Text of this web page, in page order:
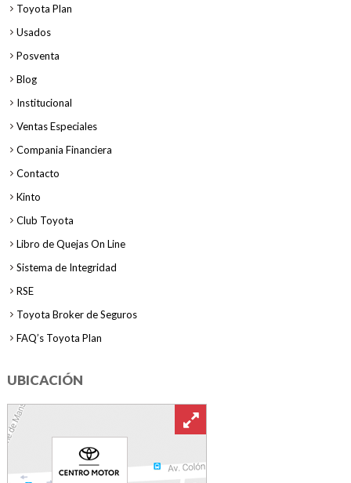
Toyota Plan
Usados
Posventa
Blog
Institucional
Ventas Especiales
Compania Financiera
Contacto
Kinto
Club Toyota
Libro de Quejas On Line
Sistema de Integridad
RSE
Toyota Broker de Seguros
FAQ’s Toyota Plan
UBICACIÓN